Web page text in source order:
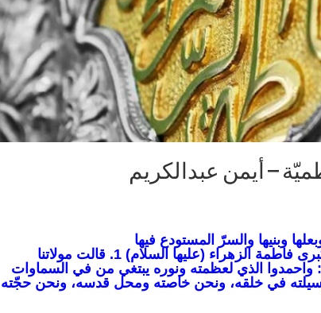
– أيمن عبدالكريم
وبنيها والسرّ المستودع فيها
السلام عليكِ يا عصمة الله الكبرى فاطمة الزهراء (عليها السلام) 1. قالت مولاتنا
واحمدوا الذي لعظمته ونوره يبتغي من في السماوات
وسيلته في خلقه، ونحن خاصته ومحل قدسه، ونحن حجّته